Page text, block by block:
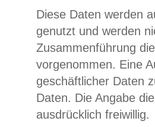
Diese Daten werden
genutzt und werden
Zusammenführung
vorgenommen. Eine
geschäftlicher Daten
Daten. Die Angabe
ausdrücklich freiwillig.